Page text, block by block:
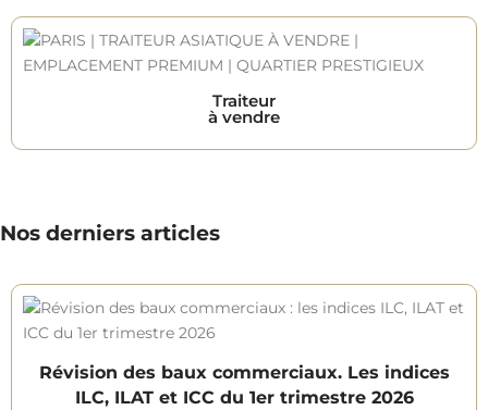
Traiteur
à vendre
Nos derniers articles
Révision des baux commerciaux. Les indices
ILC, ILAT et ICC du 1er trimestre 2026